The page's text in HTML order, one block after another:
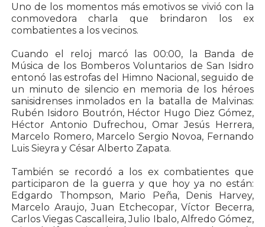
Uno de los momentos más emotivos se vivió con la
conmovedora charla que brindaron los ex
combatientes a los vecinos.
Cuando el reloj marcó las 00:00, la Banda de
Música de los Bomberos Voluntarios de San Isidro
entonó las estrofas del Himno Nacional, seguido de
un minuto de silencio en memoria de los héroes
sanisidrenses inmolados en la batalla de Malvinas:
Rubén Isidoro Boutrón, Héctor Hugo Diez Gómez,
Héctor Antonio Dufrechou, Omar Jesús Herrera,
Marcelo Romero, Marcelo Sergio Novoa, Fernando
Luis Sieyra y César Alberto Zapata.
También se recordó a los ex combatientes que
participaron de la guerra y que hoy ya no están:
Edgardo Thompson, Mario Peña, Denis Harvey,
Marcelo Araujo, Juan Etchecopar, Víctor Becerra,
Carlos Viegas Cascalleira, Julio Ibalo, Alfredo Gómez,